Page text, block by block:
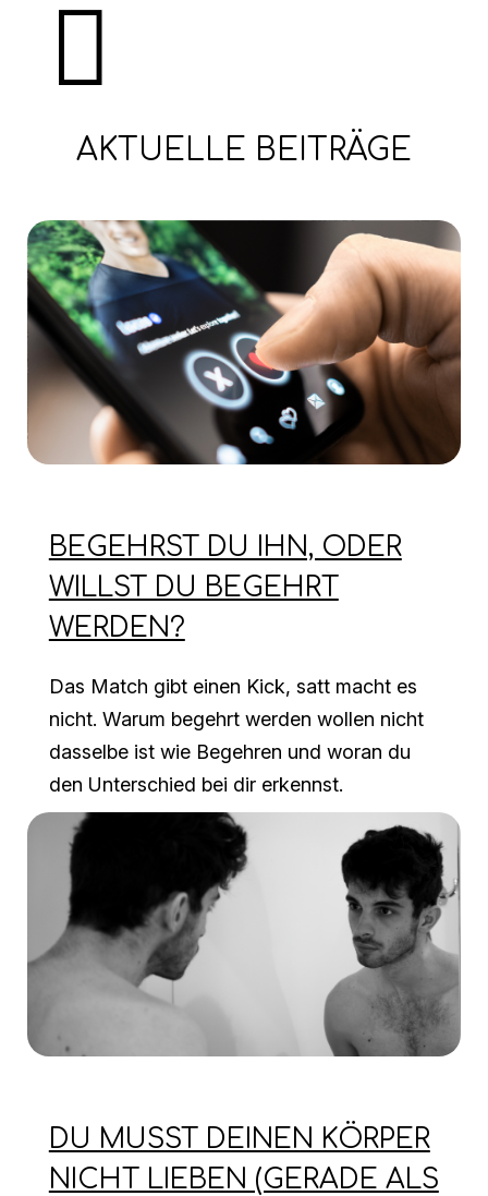

AKTUELLE BEITRÄGE
BEGEHRST DU IHN, ODER
WILLST DU BEGEHRT
WERDEN?
Das Match gibt einen Kick, satt macht es
nicht. Warum begehrt werden wollen nicht
dasselbe ist wie Begehren und woran du
den Unterschied bei dir erkennst.
DU MUSST DEINEN KÖRPER
NICHT LIEBEN (GERADE ALS